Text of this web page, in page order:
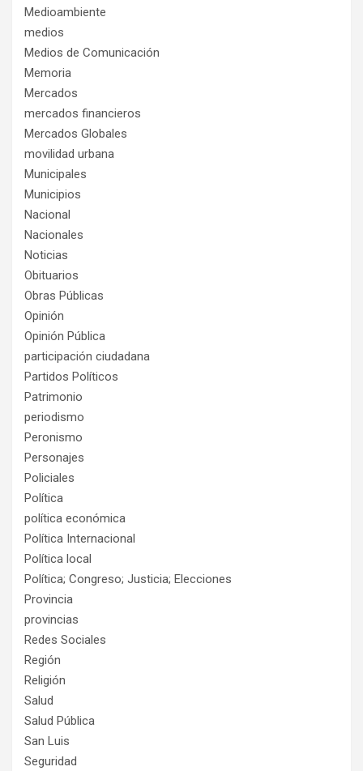
Medioambiente
medios
Medios de Comunicación
Memoria
Mercados
mercados financieros
Mercados Globales
movilidad urbana
Municipales
Municipios
Nacional
Nacionales
Noticias
Obituarios
Obras Públicas
Opinión
Opinión Pública
participación ciudadana
Partidos Políticos
Patrimonio
periodismo
Peronismo
Personajes
Policiales
Política
política económica
Política Internacional
Política local
Política; Congreso; Justicia; Elecciones
Provincia
provincias
Redes Sociales
Región
Religión
Salud
Salud Pública
San Luis
Seguridad